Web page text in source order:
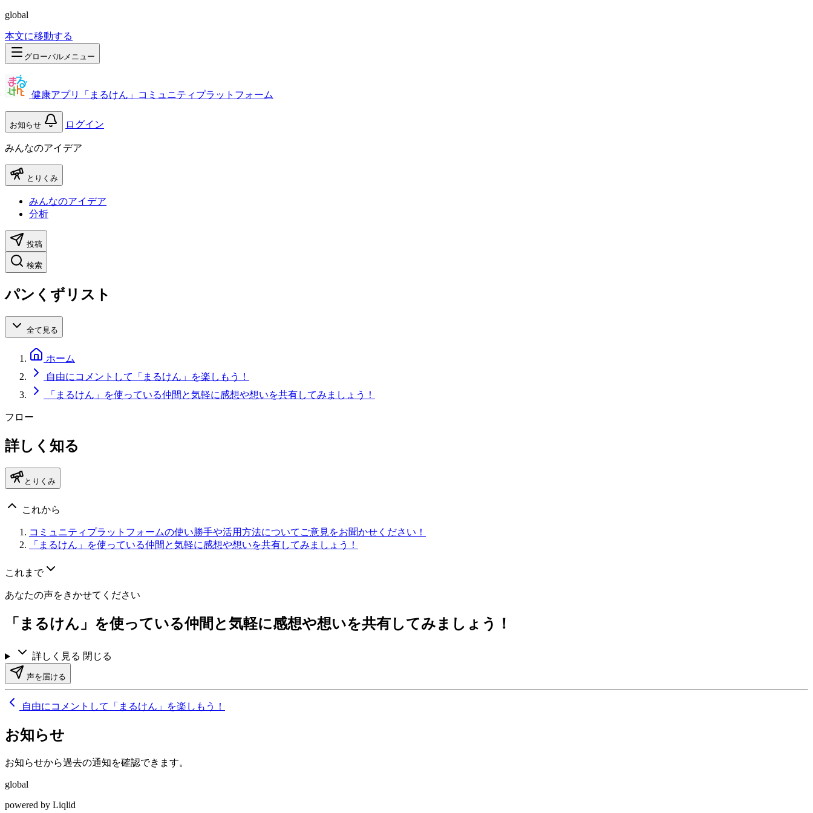
global
本文に移動する
グローバルメニュー
健康アプリ「まるけん」コミュニティプラットフォーム
お知らせ ログイン
みんなのアイデア
とりくみ
みんなのアイデア
分析
投稿
検索
パンくずリスト
全て見る
ホーム
自由にコメントして「まるけん」を楽しもう！
「まるけん」を使っている仲間と気軽に感想や想いを共有してみましょう！
フロー
詳しく知る
とりくみ
これから
コミュニティプラットフォームの使い勝手や活用方法についてご意見をお聞かせください！
「まるけん」を使っている仲間と気軽に感想や想いを共有してみましょう！
これまで
あなたの声をきかせてください
「まるけん」を使っている仲間と気軽に感想や想いを共有してみましょう！
詳しく見る 閉じる
声を届ける
自由にコメントして「まるけん」を楽しもう！
お知らせ
お知らせから過去の通知を確認できます。
global
powered by Liqlid